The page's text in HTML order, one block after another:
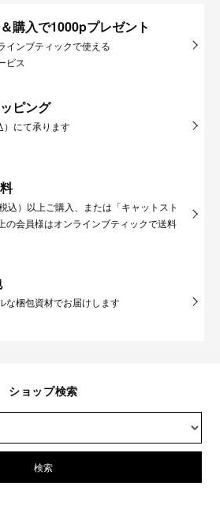
購入で1000pプレゼント
インブティックで使える
ビス
ピング
）にて承ります
込）以上ご購入、または「キャットスト
の会員様はオンラインブティックで送料
な梱包資材でお届けします
ショップ検索
検索